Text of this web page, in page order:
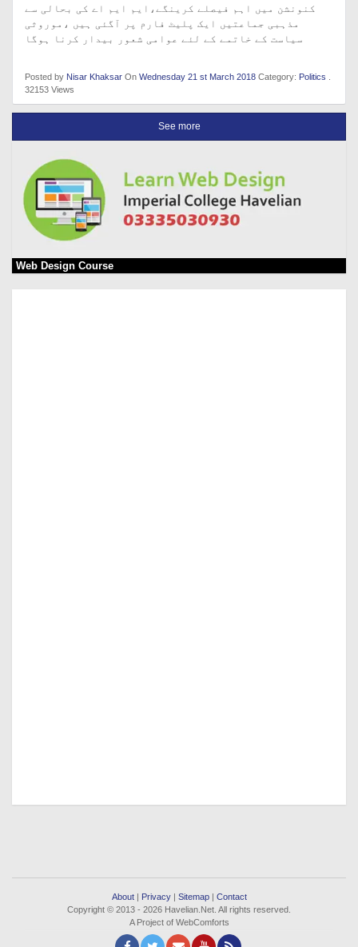
کنونشن میں اہم فیصلے کرینگے،ایم ایم اے کی بحالی سے
مذہبی جماعتیں ایک پلیٹ فارم پر آگئی ہیں ،موروثی
سیاست کے خاتمے کے لئے عوامی شعور بیدار کرنا ہوگا
Posted by Nisar Khaksar On Wednesday 21 st March 2018 Category: Politics
32153 Views
See more
Web Design Course
About| Privacy| Sitemap| Contact
Copyright © 2013 - 2026 Havelian.Net. All rights reserved.
A Project of WebComforts